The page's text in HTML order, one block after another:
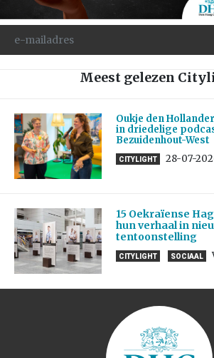
Meest gelezen
Oukje den
in driedelige
Bezuidenhout-West
CITYLIGHT 28-07-
15 Oekraïense
hun verhaal in
tentoonstelling
CITYLIGHT SOCIAAL